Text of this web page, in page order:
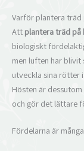
Varför plantera träd
Att plantera träd på
biologiskt
men luften har
utveckla sina rötter
Hösten är
och gör det lättare
Fördelarna är